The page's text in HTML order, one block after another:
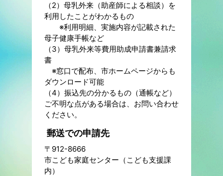
（2）母乳外来（助産師による相談）を
利用したことがわかるもの
※利用明細、実施内容が記載された
母子健康手帳など
（3）母乳外来等費用助成申請書兼請求
書
※窓口で配布、市ホームページからも
ダウンロード可能
（4）振込先の分かるもの（通帳など）
ご不明な点がある場合は、お問い合わせ
ください。
郵送での申請先
〒912-8666
市こども家庭センター（こども支援課
内）